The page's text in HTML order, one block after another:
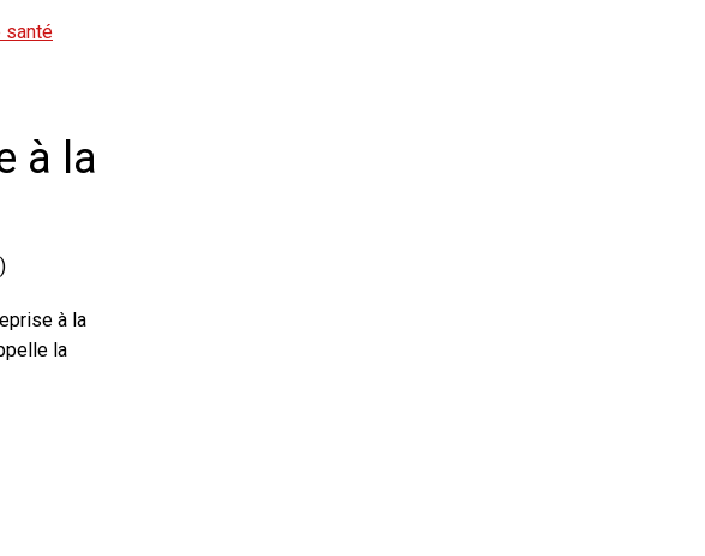
santé
à la
à la
la